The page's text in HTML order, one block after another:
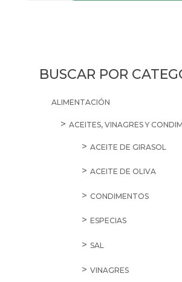
BUSCAR POR
ALIMENTACIÓN
ACEITES, VINAGRES Y
ACEITE DE GIRASOL
ACEITE DE OLIVA
CONDIMENTOS
ESPECIAS
SAL
VINAGRES